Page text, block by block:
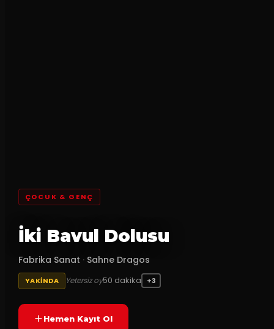
ÇOCUK & GENÇ
İki Bavul Dolusu
Fabrika Sanat · Sahne Dragos
YAKINDA Yetersiz oy50 dakika +3
Hemen Kayıt Ol